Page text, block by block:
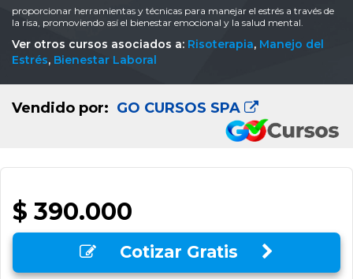
proporcionar herramientas y técnicas para manejar el estrés a través de
la risa, promoviendo así el bienestar emocional y la salud mental.
Ver otros cursos asociados a: Risoterapia, Manejo del
Estrés, Bienestar Laboral
Vendido por: GO CURSOS SPA
$ 390.000
Cotizar Gratis